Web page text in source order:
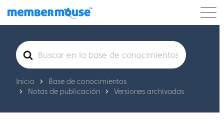
Características Clientes Precios
Comenzar
Buscar
Inicio
Base de conocimientos
Notas de publicación
Versiones archivadas